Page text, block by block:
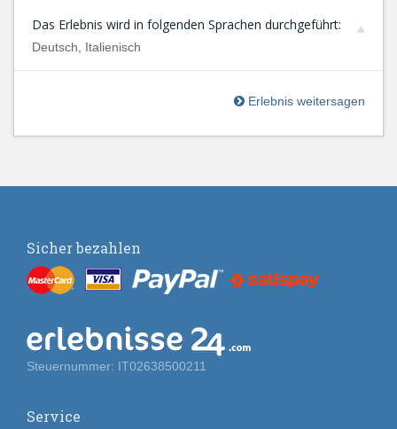
Das Erlebnis wird in folgenden Sprachen durchgeführt:
Deutsch, Italienisch
Erlebnis weitersagen
Sicher bezahlen
Steuernummer: IT02638500211
Service